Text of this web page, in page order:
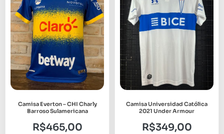
Camisa Everton – CHI Charly
Barroso Sulamericana
R$465,00
Camisa Universidad Católica
2021 Under Armour
R$349,00